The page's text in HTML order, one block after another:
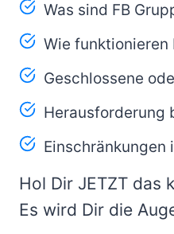
Was sind FB
Wie funktionieren
Geschlossene
Herausforderung
Einschränkungen
Hol Dir JETZT das
Es wird Dir die